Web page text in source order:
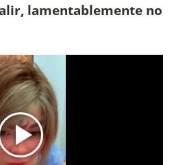
lamentablemente no